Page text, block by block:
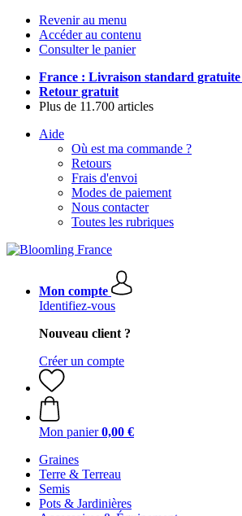
Revenir au menu
Accéder au contenu
Consulter le panier
France : Livraison standard gratuite
Retour gratuit
Plus de 11.700 articles
Aide
Où est ma commande ?
Retours
Frais d'envoi
Modes de paiement
Nous contacter
Toutes les rubriques
Mon compte
Identifiez-vous
Nouveau client ?
Créer un compte
Mon panier 0,00 €
Graines
Terre & Terreau
Semis
Pots & Jardinières